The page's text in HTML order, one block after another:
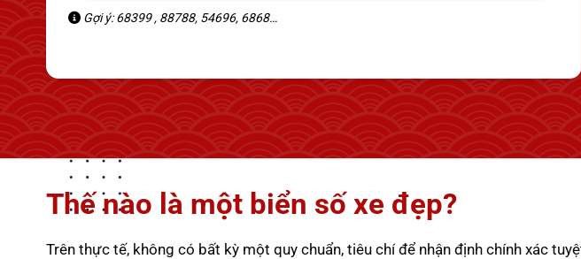
Gợi ý: 68399 , 88788, 54696, 6868…
Thế nào là một biển số xe đẹp?
Trên thực tế, không có bất kỳ một quy chuẩn, tiêu chí để nhận định chính xác